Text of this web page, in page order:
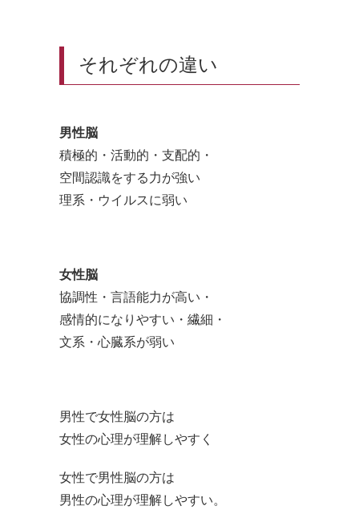
それぞれの違い
男性脳
積極的・活動的・支配的・
空間認識をする力が強い
理系・ウイルスに弱い
女性脳
協調性・言語能力が高い・
感情的になりやすい・繊細・
文系・心臓系が弱い
男性で女性脳の方は
女性の心理が理解しやすく
女性で男性脳の方は
男性の心理が理解しやすい。